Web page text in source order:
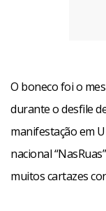
O boneco foi o
durante o desfile
manifestação em
nacional
muitos cartazes